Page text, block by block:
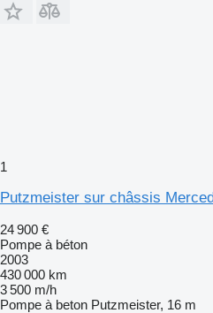
1
Putzmeister sur châssis
24 900 €
Pompe à béton
2003
430 000 km
3 500 m/h
Pompe à beton Putzmeister, 16 m